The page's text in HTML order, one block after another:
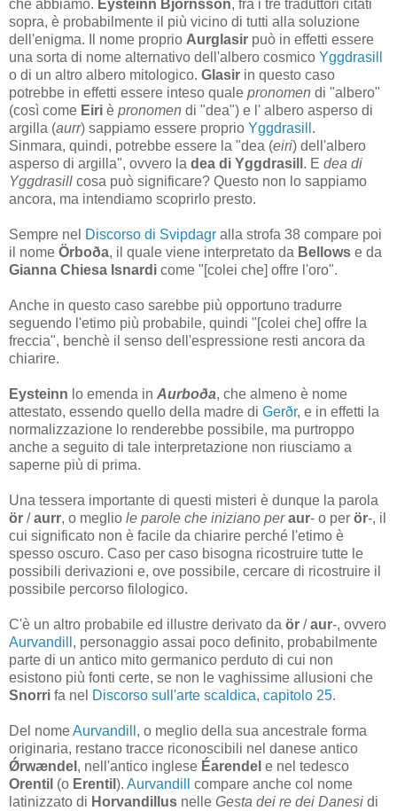
che abbiamo. Eysteinn Björnsson, fra i tre traduttori citati
sopra, è probabilmente il più vicino di tutti alla soluzione
dell'enigma. Il nome proprio Aurglasir può in effetti essere
una sorta di nome alternativo dell'albero cosmico Yggdrasill
o di un altro albero mitologico. Glasir in questo caso
potrebbe in effetti essere inteso quale pronomen di "albero"
(così come Eiri è pronomen di "dea") e l' albero asperso di
argilla (aurr) sappiamo essere proprio Yggdrasill .
Sinmara, quindi, potrebbe essere la "dea (eiri) dell'albero
asperso di argilla", ovvero la dea di Yggdrasill . E dea di
Yggdrasill cosa può significare? Questo non lo sappiamo
ancora, ma intendiamo scoprirlo presto.
Sempre nel Discorso di Svipdagr alla strofa 38 compare poi
il nome Örboða, il quale viene interpretato da Bellows e da
Gianna Chiesa Isnardi come "[colei che] offre l'oro".
Anche in questo caso sarebbe più opportuno tradurre
seguendo l'etimo più probabile, quindi "[colei che] offre la
freccia", benchè il senso dell'espressione resti ancora da
chiarire.
Eysteinn lo emenda in Aurboða, che almeno è nome
attestato, essendo quello della madre di Gerðr, e in effetti la
normalizzazione lo renderebbe possibile, ma purtroppo
anche a seguito di tale interpretazione non riusciamo a
saperne più di prima.
Una tessera importante di questi misteri è dunque la parola
ör /aurr, o meglio le parole che iniziano per aur- o per ör-, il
cui significato non è facile da chiarire perché l'etimo è
spesso oscuro. Caso per caso bisogna ricostruire tutte le
possibili derivazioni e, ove possibile, cercare di ricostruire il
possibile percorso filologico.
C'è un altro probabile ed illustre derivato da ör /aur-, ovvero
Aurvandill , personaggio assai poco definito, probabilmente
parte di un antico mito germanico perduto di cui non
esistono più fonti certe, se non le vaghissime allusioni che
Snorri fa nel Discorso sull'arte scaldica, capitolo 25.
Del nomeAurvandill , o meglio della sua ancestrale forma
originaria, restano tracce riconoscibili nel danese antico
Ǿrwændel , nell'antico inglese Éarendel e nel tedesco
Orentil (o Erentil ). Aurvandill
compare anche col nome
latinizzato di Horvandillus nelle Gesta dei re dei Danesi di